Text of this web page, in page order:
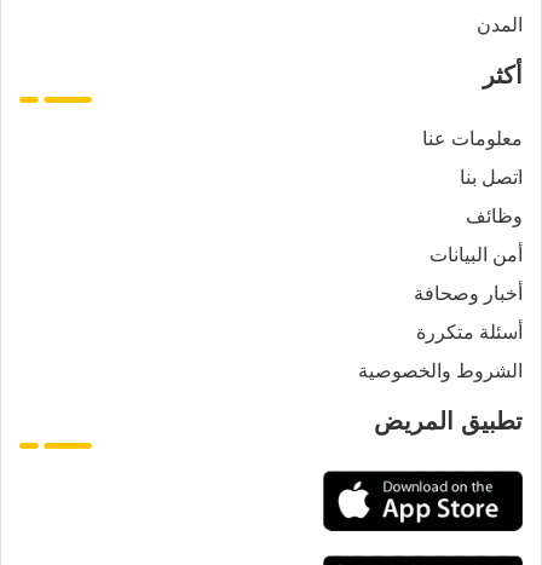
المدن
أكثر
معلومات عنا
اتصل بنا
وظائف
أمن البيانات
أخبار وصحافة
أسئلة متكررة
الشروط والخصوصية
تطبيق المريض